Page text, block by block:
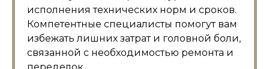
исполнения технических норм и сроков.
Компетентные специалисты помогут вам
избежать лишних затрат и головной боли,
связанной с необходимостью ремонта и
переделок.